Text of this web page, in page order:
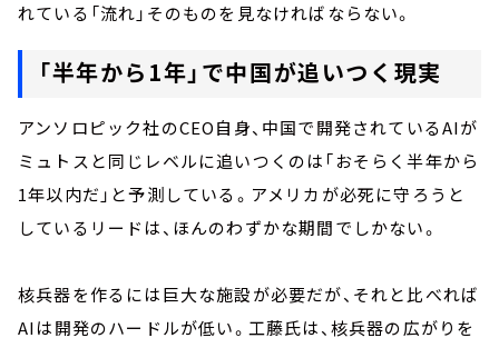
れている「流れ」そのものを見なければならない。
「半年から1年」で中国が追いつく現実
アンソロピック社のCEO自身、中国で開発されているAIが
ミュトスと同じレベルに追いつくのは「おそらく半年から
1年以内だ」と予測している。アメリカが必死に守ろうと
しているリードは、ほんのわずかな期間でしかない。
核兵器を作るには巨大な施設が必要だが、それと比べれば
AIは開発のハードルが低い。工藤氏は、核兵器の広がりを